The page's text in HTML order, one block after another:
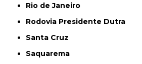
Rio de Janeiro
Rodovia Presidente Dutra
Santa Cruz
Saquarema